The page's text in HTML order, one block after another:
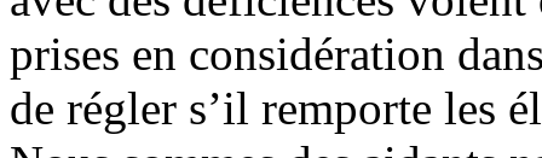
prises en considération
de régler s’il remporte les